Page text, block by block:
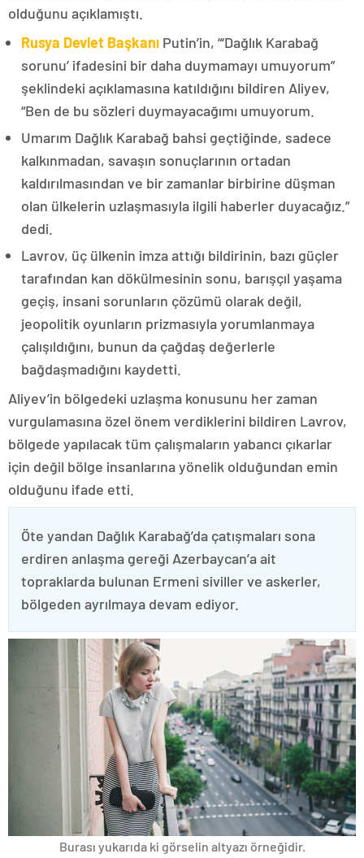
olduğunu açıklamıştı.
Rusya Devlet Başkanı Putin’in, “‘Dağlık Karabağ
sorunu’ ifadesini bir daha duymamayı umuyorum”
şeklindeki açıklamasına katıldığını bildiren Aliyev,
“Ben de bu sözleri duymayacağımı umuyorum.
Umarım Dağlık Karabağ bahsi geçtiğinde, sadece
kalkınmadan, savaşın sonuçlarının ortadan
kaldırılmasından ve bir zamanlar birbirine düşman
olan ülkelerin uzlaşmasıyla ilgili haberler duyacağız.”
dedi.
Lavrov, üç ülkenin imza attığı bildirinin, bazı güçler
tarafından kan dökülmesinin sonu, barışçıl yaşama
geçiş, insani sorunların çözümü olarak değil,
jeopolitik oyunların prizmasıyla yorumlanmaya
çalışıldığını, bunun da çağdaş değerlerle
bağdaşmadığını kaydetti.
Aliyev’in bölgedeki uzlaşma konusunu her zaman
vurgulamasına özel önem verdiklerini bildiren Lavrov,
bölgede yapılacak tüm çalışmaların yabancı çıkarlar
için değil bölge insanlarına yönelik olduğundan emin
olduğunu ifade etti.
Öte yandan Dağlık Karabağ’da çatışmaları sona
erdiren anlaşma gereği Azerbaycan’a ait
topraklarda bulunan Ermeni siviller ve askerler,
bölgeden ayrılmaya devam ediyor.
Burası yukarıda ki görselin altyazı örneğidir.